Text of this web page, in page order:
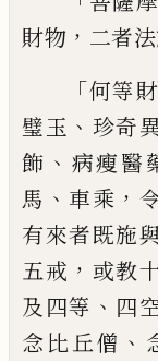
財物 ， 二者
「何等
璧玉 、 珍奇
飾 、 病瘦醫
馬 、 車乘 ，
有來者既施
五戒 ， 或教
及四等 、 四
念比丘僧 、